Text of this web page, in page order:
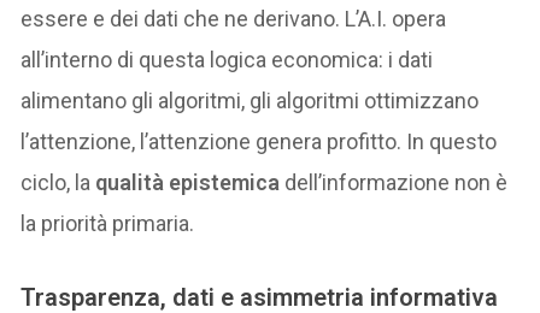
essere e dei dati che ne derivano. L’A.I. opera
all’interno di questa logica economica: i dati
alimentano gli algoritmi, gli algoritmi ottimizzano
l’attenzione, l’attenzione genera profitto. In questo
ciclo, la qualità epistemica dell’informazione non è
la priorità primaria.
Trasparenza, dati e asimmetria informativa